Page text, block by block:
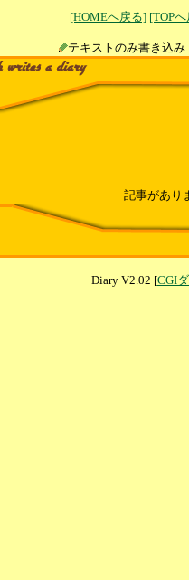
[HOMEへ戻る] [TOP
テキストのみ書
記事があり
Diary V2.02 [CGI